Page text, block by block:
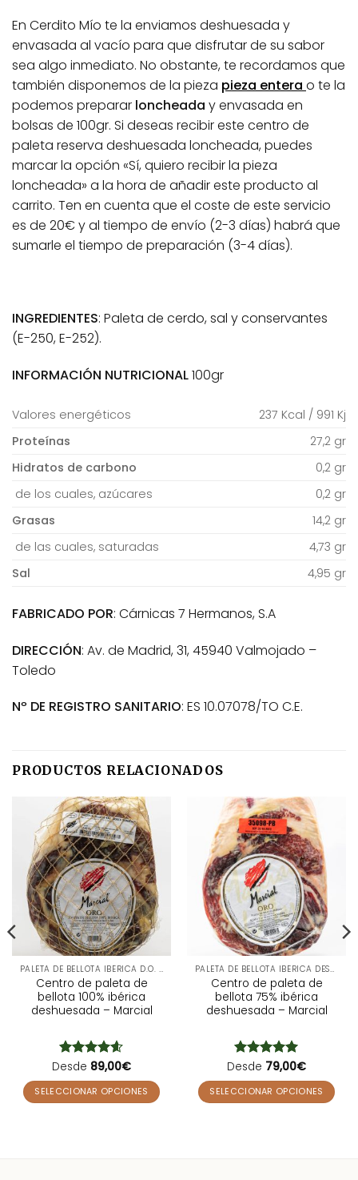
En Cerdito Mío te la enviamos deshuesada y
envasada al vacío para que disfrutar de su sabor
sea algo inmediato. No obstante, te recordamos que
también disponemos de la pieza pieza entera o te la
podemos preparar loncheada y envasada en
bolsas de 100gr. Si deseas recibir este centro de
paleta reserva deshuesada loncheada, puedes
marcar la opción «Sí, quiero recibir la pieza
loncheada» a la hora de añadir este producto al
carrito. Ten en cuenta que el coste de este servicio
es de 20€ y al tiempo de envío (2-3 días) habrá que
sumarle el tiempo de preparación (3-4 días).
INGREDIENTES: Paleta de cerdo, sal y conservantes
(E-250, E-252).
INFORMACIÓN NUTRICIONAL100gr
Valores energéticos
237 Kcal / 991 Kj
Proteínas
27,2 gr
Hidratos de carbono
0,2 gr
de los cuales, azúcares
0,2 gr
Grasas
14,2 gr
de las cuales, saturadas
4,73 gr
Sal
4,95 gr
FABRICADO POR: Cárnicas 7 Hermanos, S.A
DIRECCIÓN: Av. de Madrid, 31, 45940 Valmojado –
Toledo
Nº DE REGISTRO SANITARIO: ES 10.07078/TO C.E.
PRODUCTOS RELACIONADOS
PALETA DE BELLOTA IBÉRICA D.O. DESHUESADA
Centro de paleta de
bellota 100% ibérica
deshuesada – Marcial
Valorado
con4.55
de 5
Desde 89,00€
SELECCIONAR OPCIONES
PALETA DE BELLOTA IBÉRICA DESHUESADA
Centro de paleta de
bellota 75% ibérica
deshuesada – Marcial
Valorado
con5de 5
Desde 79,00€
SELECCIONAR OPCIONES